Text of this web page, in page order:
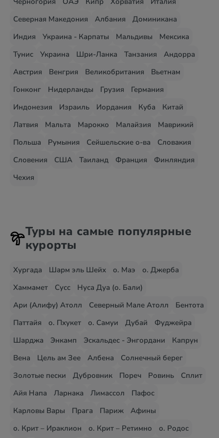
Северная Македония
Албания
Доминикана
Индия
Украина - Карпаты Мальдивы
Мексика
Тунис
Украина Шри-Ланка Танзания
Андорра
Австрия
Венгрия Великобритания
Вьетнам
Гонконг
Нидерланды Грузия
Германия
Индонезия
Израиль Иордания Куба
Китай
Латвия
Мальта Марокко Малайзия
Маврикий
Польша
Румыния Сейшельские о-ва
Словакия
Словения
США Таиланд Франция
Финляндия
Чехия
Туры на самые популярные
курорты
Хургада Шарм эль Шейх о. Маэ
о. Джерба
Хаммамет
Сусс
Нуса Дуа (о. Бали)
Ари (Алифу) Атолл
Северный Мале Атолл
Бентота
Паттайя
о. Пхукет о. Самуи Дубай
Фуджейра
Шарджа
Энкамп Эскальдес - Энгордани
Капрун
Вена
Цель ам Зее Албена
Солнечный берег
Золотые пески
Дубровник Пореч Ровинь
Сплит
Айя Напа
Ларнака Лимассол
Пафос
Карловы Вары
Прага Париж
Афины
о. Крит – Ираклион
о. Крит – Ретимно о. Родос